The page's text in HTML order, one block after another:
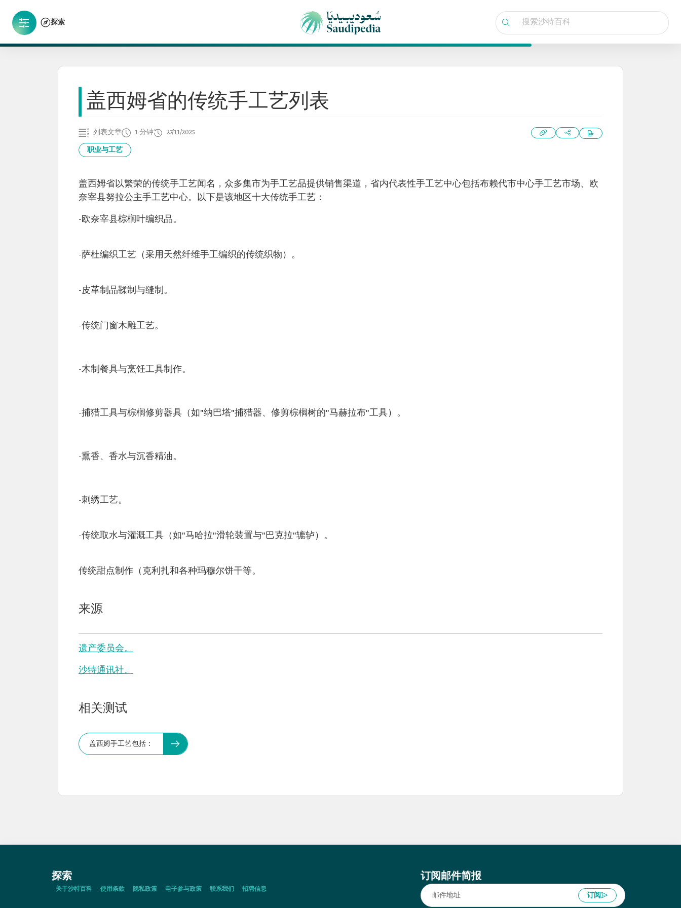
探索
盖西姆省的传统手工艺列表
列表文章 1 分钟 27/11/2025
职业与工艺
盖西姆省以繁荣的传统手工艺闻名，众多集市为手工艺品提供销售渠道，省内代表性手工艺中心包括布赖代市中心手工艺市场、欧
奈宰县努拉公主手工艺中心。以下是该地区十大传统手工艺：
-欧奈宰县棕榈叶编织品。
-萨杜编织工艺（采用天然纤维手工编织的传统织物）。
-皮革制品鞣制与缝制。
-传统门窗木雕工艺。
-木制餐具与烹饪工具制作。
-捕猎工具与棕榈修剪器具（如"纳巴塔"捕猎器、修剪棕榈树的"马赫拉布"工具）。
-熏香、香水与沉香精油。
-刺绣工艺。
-传统取水与灌溉工具（如"马哈拉"滑轮装置与"巴克拉"辘轳）。
传统甜点制作（克利扎和各种玛穆尔饼干等。
来源
遗产委员会。
沙特通讯社。
相关测试
盖西姆手工艺包括：
探索
关于沙特百科 使用条款 隐私政策 电子参与政策 联系我们 招聘信息
订阅邮件简报
订阅